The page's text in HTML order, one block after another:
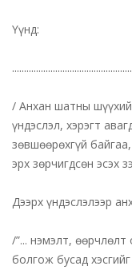
Үүнд:
/ Анхан шатны
үндэслэл, хэрэгт
зөвшөөрөхгүй
эрх зөрчигдсөн эсэх
Дээрх үндэслэлээр
/”... нэмэлт, өөрчлөлт
болгож бусад